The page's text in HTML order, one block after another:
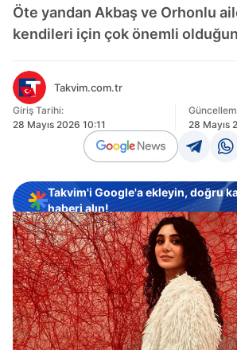
Öte yandan Akbaş ve Orhonlu
kendileri için çok önemli
Takvim.com.tr
Giriş Tarihi:
28 Mayıs 2026 10:11
28 Mayıs
Takvim'i Google'a ekleyin, doğru
haberi alın!